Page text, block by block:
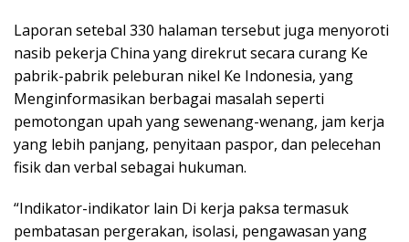
Laporan setebal 330 halaman tersebut juga menyoroti
nasib pekerja China yang direkrut secara curang Ke
pabrik-pabrik peleburan nikel Ke Indonesia, yang
Menginformasikan berbagai masalah seperti
pemotongan upah yang sewenang-wenang, jam kerja
yang lebih panjang, penyitaan paspor, dan pelecehan
fisik dan verbal sebagai hukuman.
“Indikator-indikator lain Di kerja paksa termasuk
pembatasan pergerakan, isolasi, pengawasan yang